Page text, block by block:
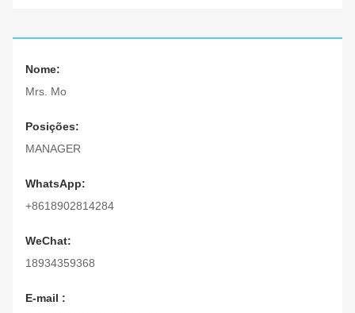
Nome:
Mrs. Mo
Posições:
MANAGER
WhatsApp:
+8618902814284
WeChat:
18934359368
E-mail :